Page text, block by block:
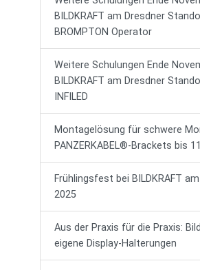
BILDKRAFT am Dresdner
BROMPTON Operator
Weitere Schulungen Ende
BILDKRAFT am Dresdner
INFILED
Montagelösung für schwere
PANZERKABEL®-Brackets bis
Frühlingsfest bei BILDKRAFT
2025
Aus der Praxis für die Praxis:
eigene Display-Halterungen